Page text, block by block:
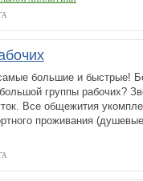
большие и быстрые!
группы рабочих?
Все общежития
проживания